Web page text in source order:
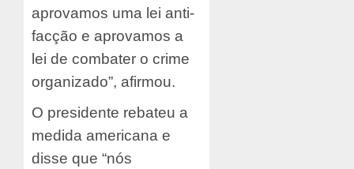
aprovamos uma lei anti-
facção e aprovamos a
lei de combater o crime
organizado”, afirmou.
O presidente rebateu a
medida americana e
disse que “nós